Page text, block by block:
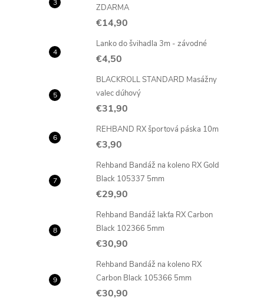
ZDARMA
€14,90
Lanko do švihadla 3m - závodné
€4,50
BLACKROLL STANDARD Masážny
valec dúhový
€31,90
REHBAND RX športová páska 10m
€3,90
Rehband Bandáž na koleno RX Gold
Black 105337 5mm
€29,90
Rehband Bandáž lakťa RX Carbon
Black 102366 5mm
€30,90
Rehband Bandáž na koleno RX
Carbon Black 105366 5mm
€30,90